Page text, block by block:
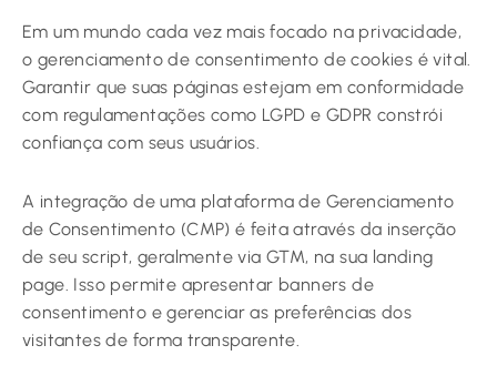
Em um mundo cada vez mais focado na privacidade,
o gerenciamento de consentimento de cookies é vital.
Garantir que suas páginas estejam em conformidade
com regulamentações como LGPD e GDPR constrói
confiança com seus usuários.
A integração de uma plataforma de Gerenciamento
de Consentimento (CMP) é feita através da inserção
de seu script, geralmente via GTM, na sua landing
page. Isso permite apresentar banners de
consentimento e gerenciar as preferências dos
visitantes de forma transparente.